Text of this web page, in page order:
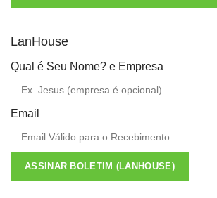
LanHouse
Qual é Seu Nome? e Empresa
Email
ASSINAR BOLETIM (LANHOUSE)